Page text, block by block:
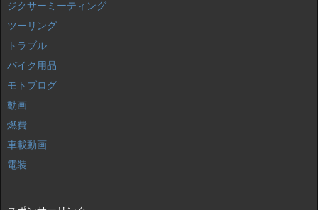
ジクサーミーティング
ツーリング
トラブル
バイク用品
モトブログ
動画
燃費
車載動画
電装